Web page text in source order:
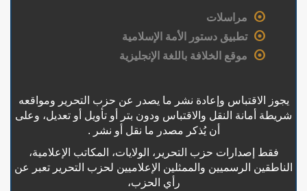
مراسلات
تطبيق دستور الأمة الإسلامية
موقع الخلافة باللغة الإنجليزية
يجوز الاقتباس وإعادة نشر ما يصدر عن حزب التحرير ومواقعه
شريطة أمانة النقل والاقتباس ودون بتر أو تأويل أو تعديل، وعلى
أن يُذكر مصدر ما نقل أو نشر .
فقط إصدارات حزب التحرير، الولايات، المكاتب الإعلامية،
الناطقين الرسميين والممثلين الإعلاميين لحزب التحرير تعبر عن
رأي الحزب،